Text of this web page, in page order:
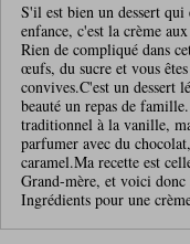
S'il est bien un dessert qui
enfance, c'est la crème
Rien de compliqué dans
œufs, du sucre et vous
convives.C'est un dessert
beauté un repas de
traditionnel à la vanille,
parfumer avec du
caramel.Ma recette est
Grand-mère, et voici
Ingrédients pour une